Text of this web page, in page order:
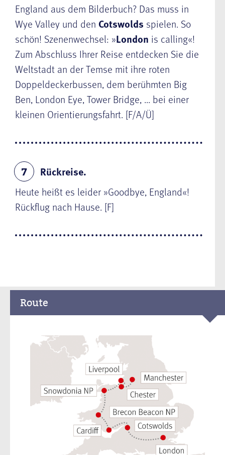
England aus dem Bilderbuch? Das muss in
Wye Valley und den Cotswolds spielen. So
schön! Szenenwechsel: »London is calling«!
Zum Abschluss Ihrer Reise entdecken Sie die
Weltstadt an der Temse mit ihre roten
Doppeldeckerbussen, dem berühmten Big
Ben, London Eye, Tower Bridge, ... bei einer
kleinen Orientierungsfahrt. [F/A/Ü]
7
Rückreise.
Heute heißt es leider »Goodbye, England«!
Rückflug nach Hause. [F]
Route